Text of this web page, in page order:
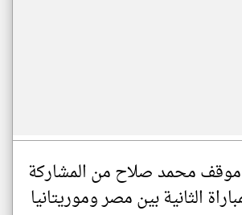
محمد صلاح من المشاركة
الثانية بين مصر وموريتانيا